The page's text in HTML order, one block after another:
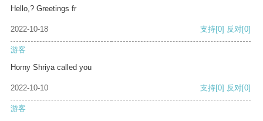
Hello,? Greetings fr
2022-10-18 支持[0] 反对[0]
游客
Horny Shriya called you
2022-10-10 支持[0] 反对[0]
游客